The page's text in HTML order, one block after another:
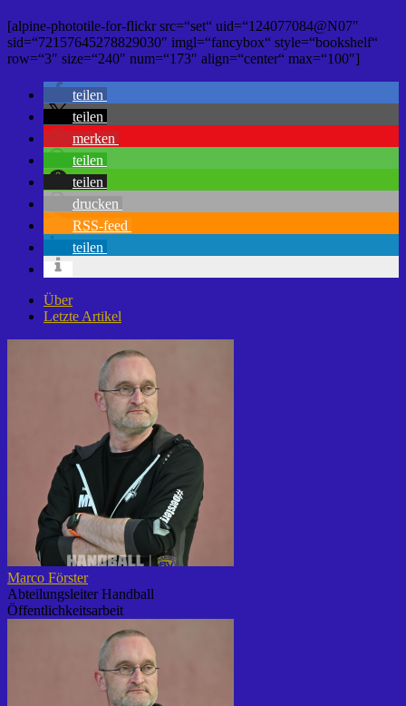
[alpine-phototile-for-flickr src=“set“ uid=“124077084@N07″
sid=“72157645278829030″ imgl=“fancybox“ style=“bookshelf“
row=“3″ size=“240″ num=“173″ align=“center“ max=“100″]
teilen
teilen
merken
teilen
teilen
drucken
RSS-feed
teilen
Über
Letzte Artikel
Marco Förster
Abteilungsleiter Handball
Öffentlichkeitsarbeit